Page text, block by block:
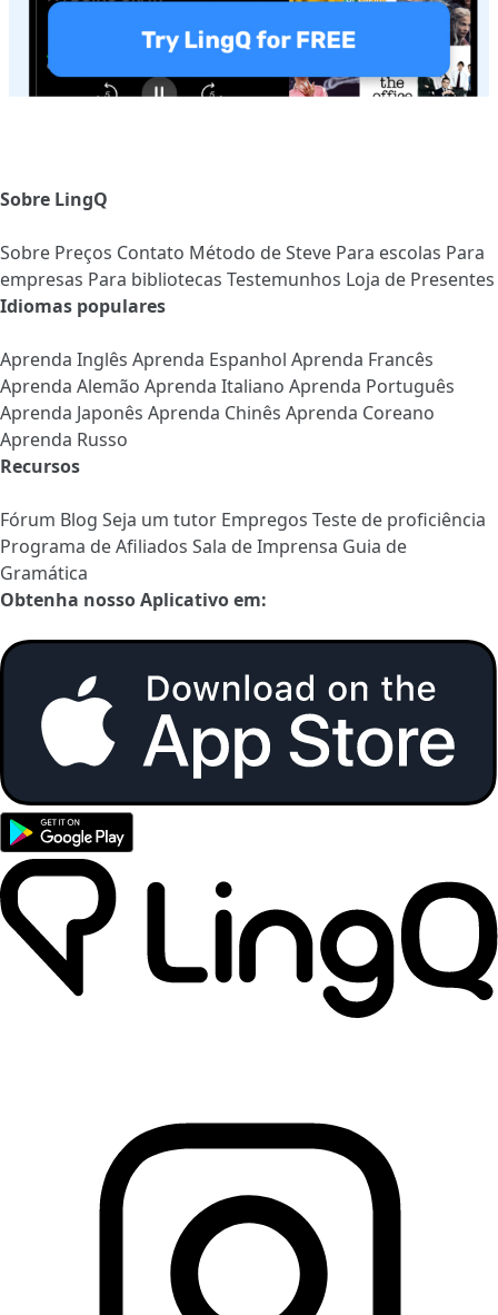
Sobre LingQ
Sobre Preços Contato Método de Steve Para escolas Para
empresas Para bibliotecas Testemunhos Loja de Presentes
Idiomas populares
Aprenda Inglês Aprenda Espanhol Aprenda Francês
Aprenda Alemão Aprenda Italiano Aprenda Português
Aprenda Japonês Aprenda Chinês Aprenda Coreano
Aprenda Russo
Recursos
Fórum Blog Seja um tutor Empregos Teste de proficiência
Programa de Afiliados Sala de Imprensa Guia de
Gramática
Obtenha nosso Aplicativo em: